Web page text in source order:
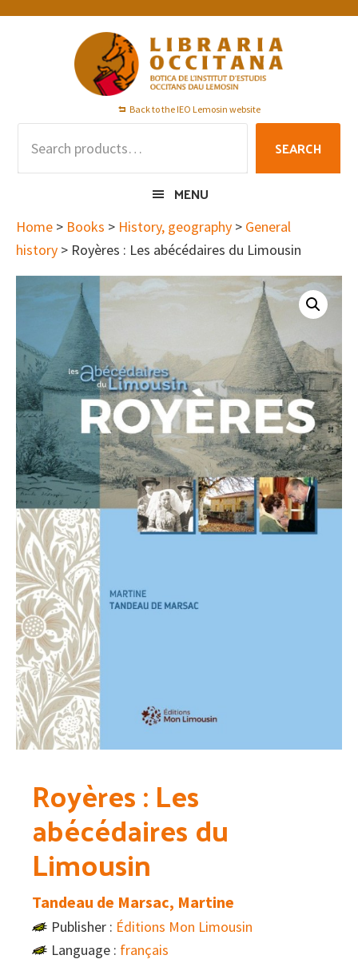
Skip
Skip
Skip
Back to the IEO Lemosin website
SEARCH
MENU
Home > Books > History, geography > General
history > Royères : Les abécédaires du Limousin
Royères : Les
abécédaires du
Limousin
Tandeau de Marsac, Martine
Publisher : Éditions Mon Limousin
Language : français